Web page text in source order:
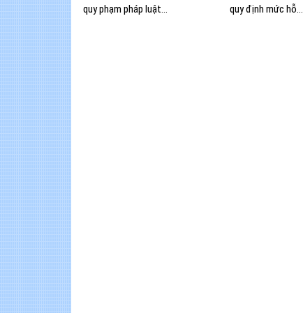
quy phạm pháp luật...
quy định mức hỗ...